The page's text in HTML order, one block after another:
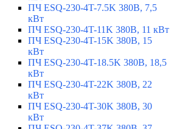
ПЧ ESQ-230-4T-7.5K 380В, 7,5
кВт
ПЧ ESQ-230-4T-11K 380В, 11 кВт
ПЧ ESQ-230-4T-15K 380В, 15
кВт
ПЧ ESQ-230-4T-18.5K 380В, 18,5
кВт
ПЧ ESQ-230-4T-22K 380В, 22
кВт
ПЧ ESQ-230-4T-30K 380В, 30
кВт